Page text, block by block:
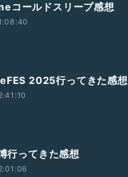
コールドスリープ感想
2025行ってきた感想
行ってきた感想